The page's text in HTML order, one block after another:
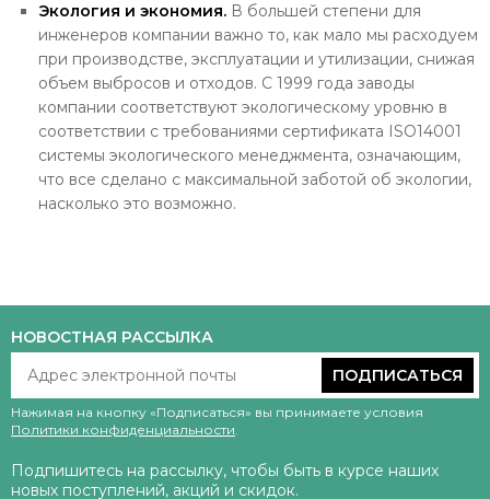
Экология и экономия. В большей степени для
инженеров компании важно то, как мало мы расходуем
при производстве, эксплуатации и утилизации, снижая
объем выбросов и отходов. С 1999 года заводы
компании соответствуют экологическому уровню в
соответствии с требованиями сертификата ISO14001
системы экологического менеджмента, означающим,
что все сделано с максимальной заботой об экологии,
насколько это возможно.
НОВОСТНАЯ РАССЫЛКА
ПОДПИСАТЬСЯ
Нажимая на кнопку «Подписаться» вы принимаете условия
Политики конфиденциальности.
Подпишитесь на рассылку, чтобы быть в курсе наших
новых поступлений, акций и скидок.